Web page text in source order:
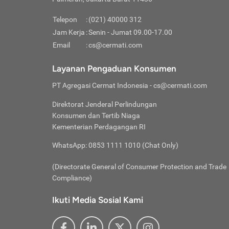
rendah
Jika
Kredit
Telepon :(021) 40000 312
Jam Kerja :Senin - Jumat 09.00-17.00
Email
:cs@cermati.com
Layanan Pengaduan Konsumen
PT Agregasi Cermat Indonesia - cs@cermati.com
Direktorat Jenderal Perlindungan
Konsumen dan Tertib Niaga
Kementerian Perdagangan RI
WhatsApp: 0853 1111 1010 (Chat Only)
(Directorate General of Consumer Protection and Trade
Compliance)
Ikuti Media Sosial Kami